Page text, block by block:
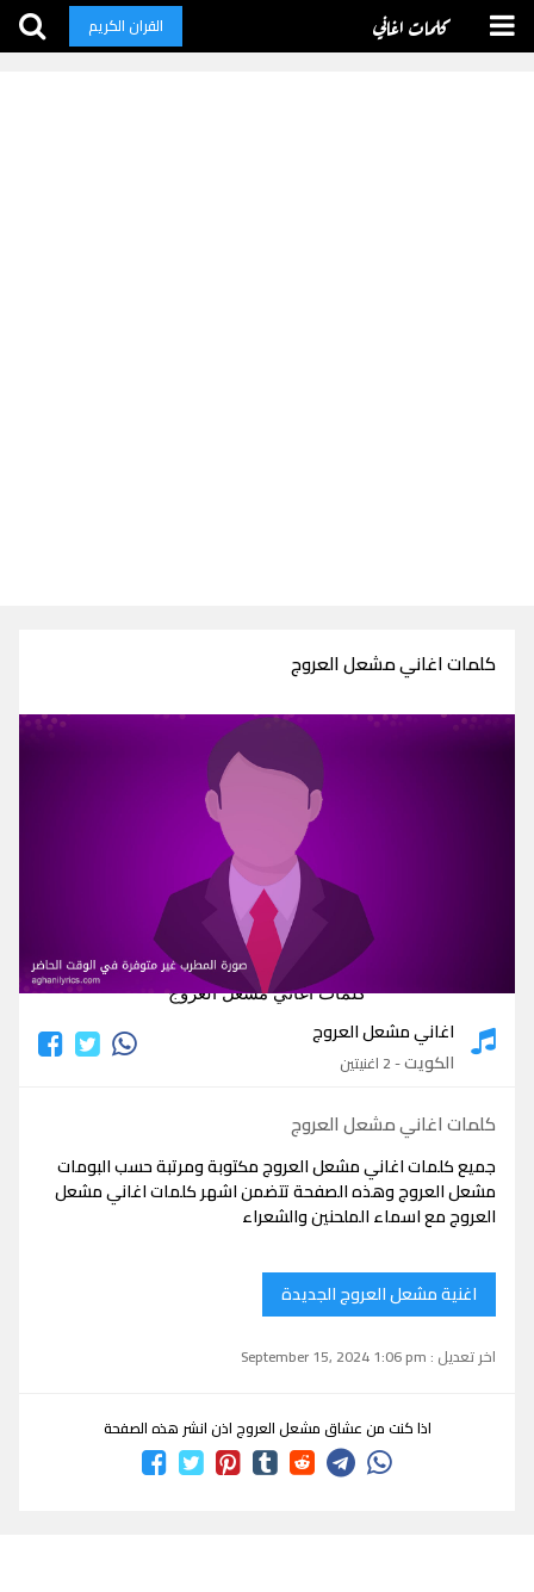
كلمات اغاني القران الكريم
كلمات اغاني مشعل العروج
كلمات اغاني مشعل العروج
اغاني مشعل العروج
الكويت- 2 اغنيتين
كلمات اغاني مشعل العروج
جميع كلمات اغاني مشعل العروج مكتوبة ومرتبة حسب البومات
مشعل العروج وهذه الصفحة تتضمن اشهر كلمات اغاني مشعل
العروج مع اسماء الملحنين والشعراء
اغنية مشعل العروج الجديدة
اخر تعديل : September 15, 2024 1:06 pm
اذا كنت من عشاق مشعل العروج اذن انشر هذه الصفحة